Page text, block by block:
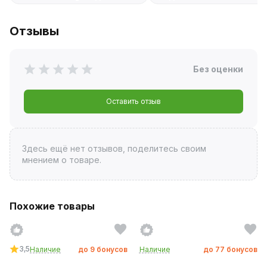
Отзывы
Без оценки
Оставить отзыв
Здесь ещё нет отзывов, поделитесь своим
мнением о товаре.
Похожие товары
3,5Наличие до 9 бонусов
Наличие до 77 бонусов